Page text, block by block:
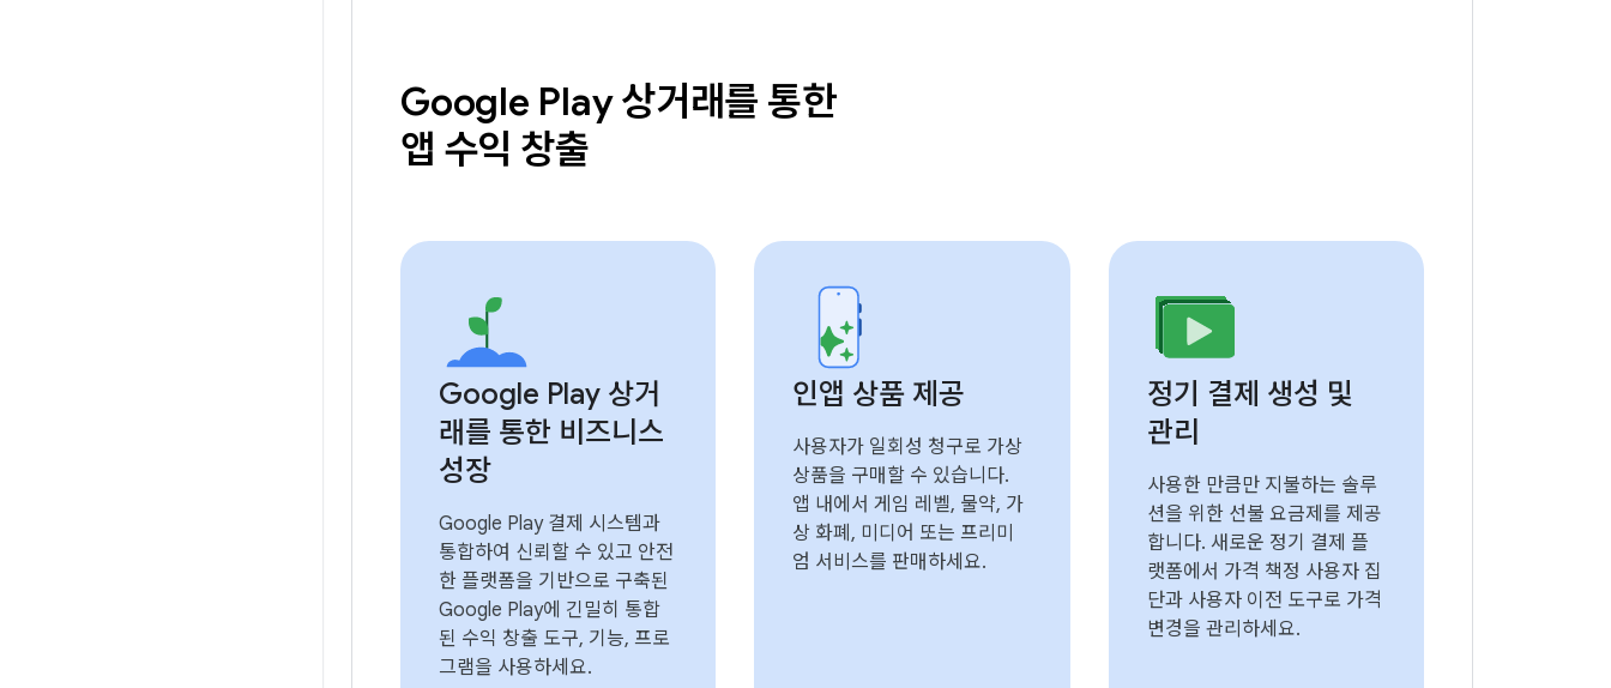
Google Play 상거래를 통한
앱 수익 창출
Google Play 상거
래를 통한 비즈니스
성장
Google Play 결제 시스템과
통합하여 신뢰할 수 있고 안전
한 플랫폼을 기반으로 구축된
Google Play에 긴밀히 통합
된 수익 창출 도구, 기능, 프로
그램을 사용하세요.
인앱 상품 제공
사용자가 일회성 청구로 가상
상품을 구매할 수 있습니다.
앱 내에서 게임 레벨, 물약, 가
상 화폐, 미디어 또는 프리미
엄 서비스를 판매하세요.
정기 결제 생성 및
관리
사용한 만큼만 지불하는 솔루
션을 위한 선불 요금제를 제공
합니다. 새로운 정기 결제 플
랫폼에서 가격 책정 사용자 집
단과 사용자 이전 도구로 가격
변경을 관리하세요.